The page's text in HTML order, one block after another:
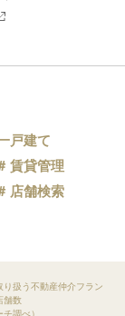
戸建て
賃貸管理
店舗検索
扱う不動産仲介フラン
舗数